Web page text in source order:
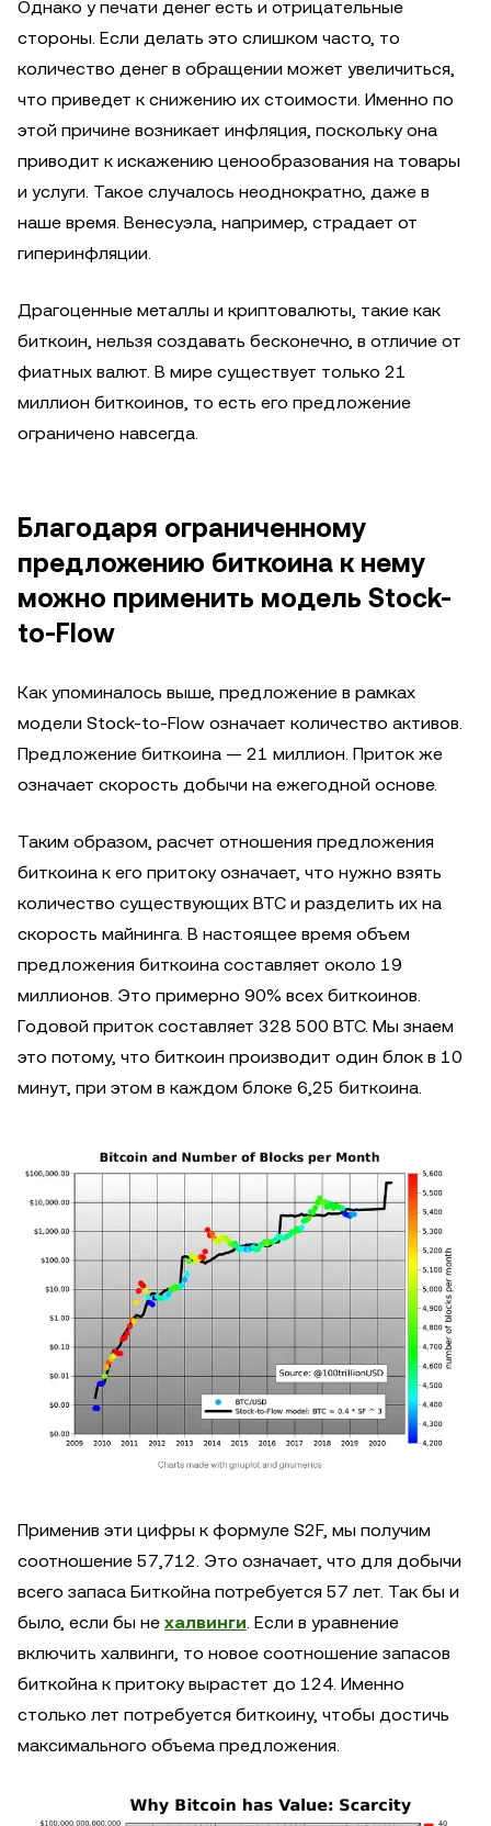
Однако у печати денег есть и отрицательные
стороны. Если делать это слишком часто, то
количество денег в обращении может увеличиться,
что приведет к снижению их стоимости. Именно по
этой причине возникает инфляция, поскольку она
приводит к искажению ценообразования на товары
и услуги. Такое случалось неоднократно, даже в
наше время. Венесуэла, например, страдает от
гиперинфляции.
Драгоценные металлы и криптовалюты, такие как
биткоин, нельзя создавать бесконечно, в отличие от
фиатных валют. В мире существует только 21
миллион биткоинов, то есть его предложение
ограничено навсегда.
Благодаря ограниченному
предложению биткоина к нему
можно применить модель Stock-
to-Flow
Как упоминалось выше, предложение в рамках
модели Stock-to-Flow означает количество активов.
Предложение биткоина — 21 миллион. Приток же
означает скорость добычи на ежегодной основе.
Таким образом, расчет отношения предложения
биткоина к его притоку означает, что нужно взять
количество существующих BTC и разделить их на
скорость майнинга. В настоящее время объем
предложения биткоина составляет около 19
миллионов. Это примерно 90% всех биткоинов.
Годовой приток составляет 328 500 BTC. Мы знаем
это потому, что биткоин производит один блок в 10
минут, при этом в каждом блоке 6,25 биткоина.
Применив эти цифры к формуле S2F, мы получим
соотношение 57,712. Это означает, что для добычи
всего запаса Биткойна потребуется 57 лет. Так бы и
было, если бы не халвинги. Если в уравнение
включить халвинги, то новое соотношение запасов
биткойна к притоку вырастет до 124. Именно
столько лет потребуется биткоину, чтобы достичь
максимального объема предложения.